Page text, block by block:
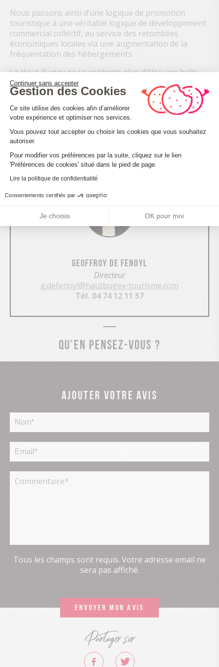
Nous passons ainsi d’une logique de promotion
touristique à une véritable logique de développement
commercial collectif, au service des retombées
économiques locales via une augmentation de la
fréquentation des hébergements.
Le Haut-Bugey ne se contente plus d’être une belle
destination :
Nous construisons ensemble une destination
organisée, compétitive et prête à être vendue.
Geoffroy De Fenoyl
Directeur
g.defenoyl@hautbugey-tourisme.com
Tél. 04 74 12 11 57
Qu’en pensez-vous ?
Ajouter votre avis
Tous les champs sont requis. Votre adresse email ne
sera pas affiché.
Partager sur
Continuer sans accepter
Gestion des Cookies
Plateforme de Gestion du
Ce site utilise des cookies afin d’améliorer
votre expérience et optimiser nos services.
Vous pouvez tout accepter ou choisir les cookies que vous souhaitez
autoriser.
Pour modifier vos préférences par la suite, cliquez sur le lien
'Préférences de cookies' situé dans le pied de page.
Lire la politique de confidentialité
Consentements certifiés par
Je choisis OK pour moi